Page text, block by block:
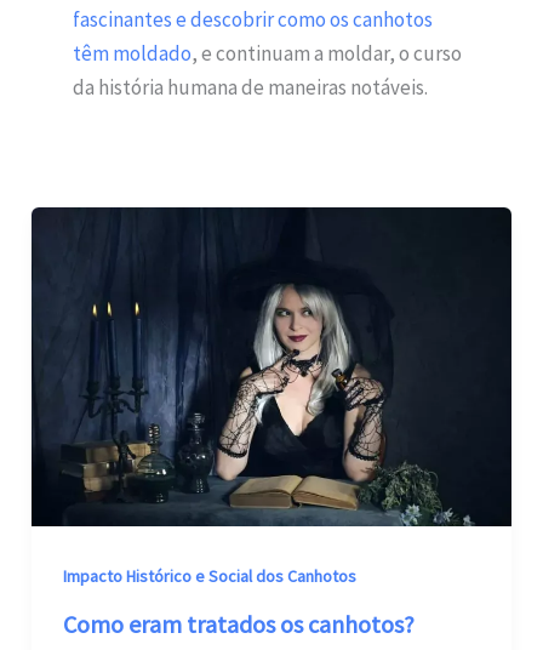
fascinantes e descobrir como os canhotos
têm moldado, e continuam a moldar, o curso
da história humana de maneiras notáveis.
Impacto Histórico e Social dos Canhotos
Como eram tratados os canhotos?